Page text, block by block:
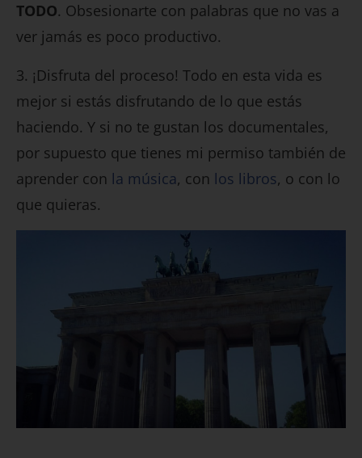
TODO. Obsesionarte con palabras que no vas a
ver jamás es poco productivo.
3. ¡Disfruta del proceso! Todo en esta vida es
mejor si estás disfrutando de lo que estás
haciendo. Y si no te gustan los documentales,
por supuesto que tienes mi permiso también de
aprender con la música, con los libros, o con lo
que quieras.